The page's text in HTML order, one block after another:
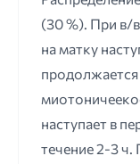
(30 %). При в/
на матку
продолжается
наступает в
течение 2-3